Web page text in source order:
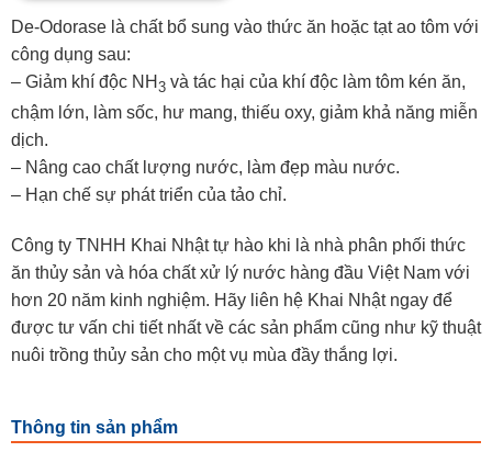
De-Odorase là chất bổ sung vào thức ăn hoặc tạt ao tôm với
công dụng sau:
– Giảm khí độc NH 3và tác hại của khí độc làm tôm kén ăn,
chậm lớn, làm sốc, hư mang, thiếu oxy, giảm khả năng miễn
dịch.
– Nâng cao chất lượng nước, làm đẹp màu nước.
– Hạn chế sự phát triển của tảo chỉ.
Công ty TNHH Khai Nhật tự hào khi là nhà phân phối thức
ăn thủy sản và hóa chất xử lý nước hàng đầu Việt Nam với
hơn 20 năm kinh nghiệm. Hãy liên hệ Khai Nhật ngay để
được tư vấn chi tiết nhất về các sản phẩm cũng như kỹ thuật
nuôi trồng thủy sản cho một vụ mùa đầy thắng lợi.
Thông tin sản phẩm